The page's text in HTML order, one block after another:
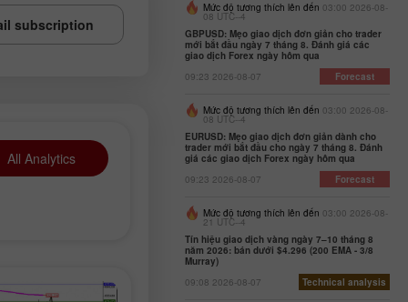
subscription
All Analytics
Mức độ tương thích lên đến 03:00 2026-08-
08 UTC--4
GBPUSD: Mẹo giao dịch đơn giản cho trader
mới bắt đầu ngày 7 tháng 8. Đánh giá các
giao dịch Forex ngày hôm qua
09:23 2026-08-07
Forecast
Mức độ tương thích lên đến 03:00 2026-08-
08 UTC--4
EURUSD: Mẹo giao dịch đơn giản dành cho
trader mới bắt đầu cho ngày 7 tháng 8. Đánh
giá các giao dịch Forex ngày hôm qua
09:23 2026-08-07
Forecast
Mức độ tương thích lên đến 03:00 2026-08-
21 UTC--4
Tín hiệu giao dịch vàng ngày 7–10 tháng 8
năm 2026: bán dưới $4.296 (200 EMA - 3/8
Murray)
09:08 2026-08-07
Technical analysis